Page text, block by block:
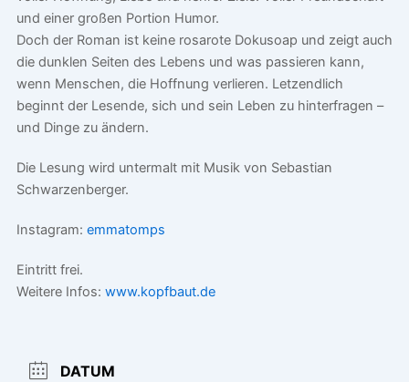
und einer großen Portion Humor.
Doch der Roman ist keine rosarote Dokusoap und zeigt auch
die dunklen Seiten des Lebens und was passieren kann,
wenn Menschen, die Hoffnung verlieren. Letzendlich
beginnt der Lesende, sich und sein Leben zu hinterfragen –
und Dinge zu ändern.
Die Lesung wird untermalt mit Musik von Sebastian
Schwarzenberger.
Instagram: emmatomps
Eintritt frei.
Weitere Infos: www.kopfbaut.de
DATUM